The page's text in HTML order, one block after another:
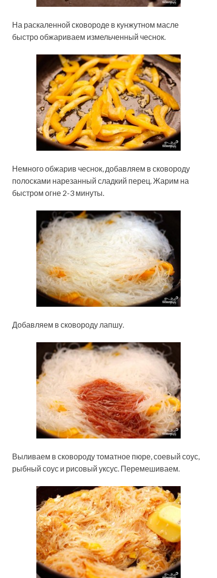
На раскаленной сковороде в кунжутном масле
быстро обжариваем измельченный чеснок.
Немного обжарив чеснок, добавляем в сковороду
полосками нарезанный сладкий перец. Жарим на
быстром огне 2-3 минуты.
Добавляем в сковороду лапшу.
Выливаем в сковороду томатное пюре, соевый соус,
рыбный соус и рисовый уксус. Перемешиваем.